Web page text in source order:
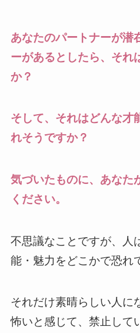
あなたのパートナーが潜
ーがあるとしたら、それ
か？
そして、それはどんな才
れそうですか？
気づいたものに、あなた
ください。
不思議なことですが、人
能・魅力をどこかで恐れ
それだけ素晴らしい人に
怖いと感じて、禁止して